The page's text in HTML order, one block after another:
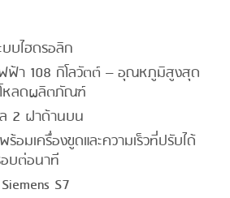
บบไฮดรอลิก
ฟ้า 108 กิโลวัตต์ – อุณหภูมิสูงสุด
โหลดผลิตภัณฑ์
2 ฝาด้านบน
อมเครื่องขูดและความเร็วที่ปรับได้
บต่อนาที
S7